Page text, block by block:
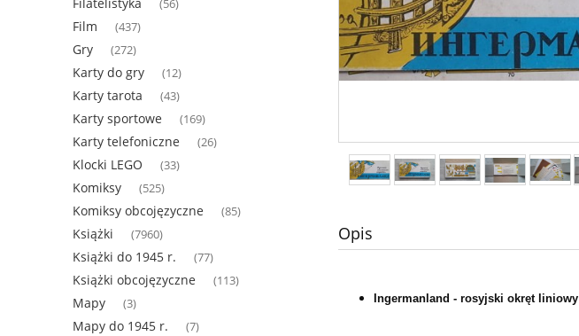
(56)
Film (437)
Gry (272)
Karty do gry (12)
Karty tarota (43)
Karty sportowe (169)
Karty telefoniczne (26)
Klocki LEGO (33)
Komiksy (525)
Komiksy obcojęzyczne (85)
Książki (7960)
Książki do 1945 r. (77)
Książki obcojęzyczne (113)
Mapy (3)
Mapy do 1945 r. (7)
Opis
Ingermanland - rosyjski okręt